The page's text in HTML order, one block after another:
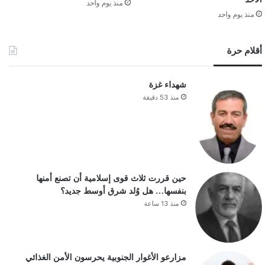
منذ يوم واحد
منذ يوم واحد
أقلام حرة
شهداء غزة
منذ 53 دقيقة
حين قررت ثلاث قوى إسلامية أن تصنع أمنها
بنفسها… هل وُلد شرق أوسط جديد؟
منذ 13 ساعة
مزارعو الأغوار الجنوبية يحرسون الأمن الغذائي